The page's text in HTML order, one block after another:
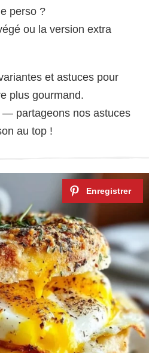
perso ?
ou la version extra
et astuces pour
plus gourmand.
— partageons nos astuces
au top !